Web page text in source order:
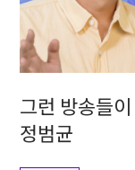
그런 방송들
정범균